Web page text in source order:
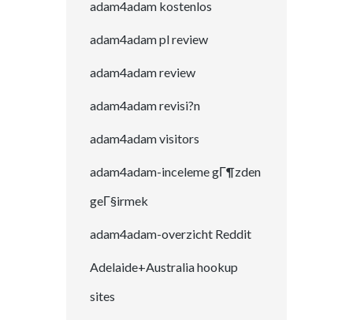
adam4adam kostenlos
adam4adam pl review
adam4adam review
adam4adam revisi?n
adam4adam visitors
adam4adam-inceleme gГ¶zden
geГ§irmek
adam4adam-overzicht Reddit
Adelaide+Australia hookup
sites